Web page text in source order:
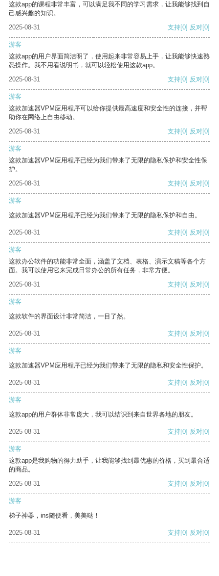
这款app的课程非常丰富，可以满足我不同的学习需求，让我能够找到自
己感兴趣的知识。
2025-08-31
支持[0] 反对[0]
游客
这款app的用户界面简洁明了，使用起来非常容易上手，让我能够快速熟
悉操作。我不用看说明书，就可以轻松使用这款app。
2025-08-31
支持[0] 反对[0]
游客
这款加速器VPM应用程序可以给你提供最高速度和安全性的连接，并帮
助你在网络上自由移动。
2025-08-31
支持[0] 反对[0]
游客
这款加速器VPM应用程序已经为我们带来了无限的隐私保护和安全性保
护。
2025-08-31
支持[0] 反对[0]
游客
这款加速器VPM应用程序已经为我们带来了无限的隐私保护和自由。
2025-08-31 支持[0] 反对[0]
游客
这款办公软件的功能非常全面，涵盖了文档、表格、演示文稿等各个方
面。我可以使用它来完成日常办公的所有任务，非常方便。
2025-08-31
支持[0] 反对[0]
游客
这款软件的界面设计非常简洁，一目了然。
2025-08-31 支持[0] 反对[0]
游客
这款加速器VPM应用程序已经为我们带来了无限的隐私和安全性保护。
2025-08-31 支持[0] 反对[0]
游客
这款app的用户群体非常庞大，我可以结识到来自世界各地的朋友。
2025-08-31 支持[0] 反对[0]
游客
这款app是我购物的得力助手，让我能够找到最优惠的价格，买到最合适
的商品。
2025-08-31
支持[0] 反对[0]
游客
梯子神器，ins随便看，美美哒！
2025-08-31 支持[0] 反对[0]